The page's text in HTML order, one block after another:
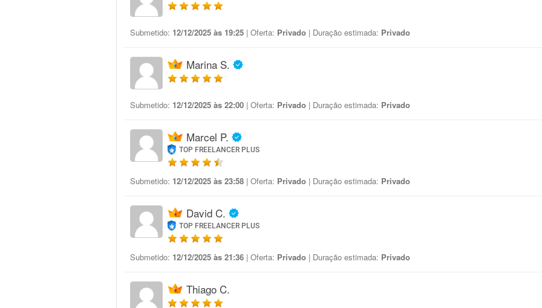
Submetido: 12/12/2025 às 19:25 | Oferta: Privado | Duração estimada: Privado
Marina S.
Submetido: 12/12/2025 às 22:00 | Oferta: Privado | Duração estimada: Privado
Marcel P.
TOP FREELANCER PLUS
Submetido: 12/12/2025 às 23:58 | Oferta: Privado | Duração estimada: Privado
David C.
TOP FREELANCER PLUS
Submetido: 12/12/2025 às 21:36 | Oferta: Privado | Duração estimada: Privado
Thiago C.